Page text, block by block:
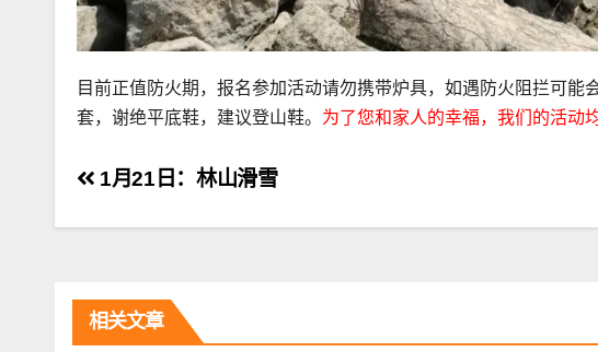
目前正值防火期，报名参加活动请勿携带炉具，如遇防火阻拦可
套，谢绝平底鞋，建议登山鞋。 为了您和家人的幸福，我们的活动
文
章
航
1月21日：林山滑雪
相关文章